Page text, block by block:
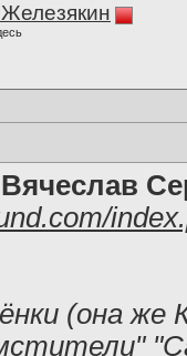
Вячеслав
(она же